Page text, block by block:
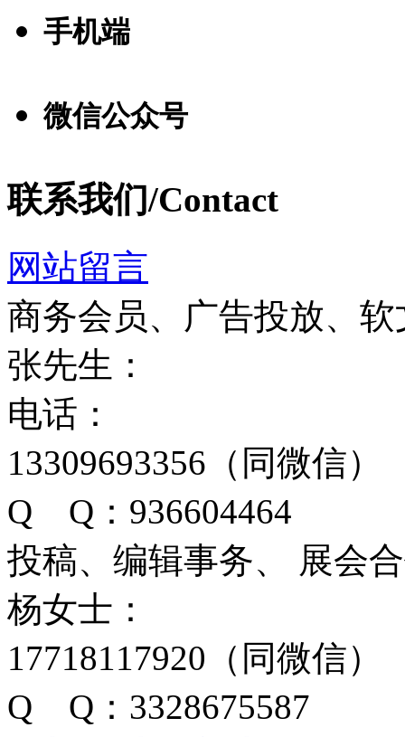
手机端
微信公众号
联系我们/Contact
网站留言
商务会员、广告投放、软
张先生：
电话：
13309693356（同微信）
Q Q：936604464
投稿、编辑事务、 展会
杨女士：
17718117920（同微信）
Q Q：3328675587